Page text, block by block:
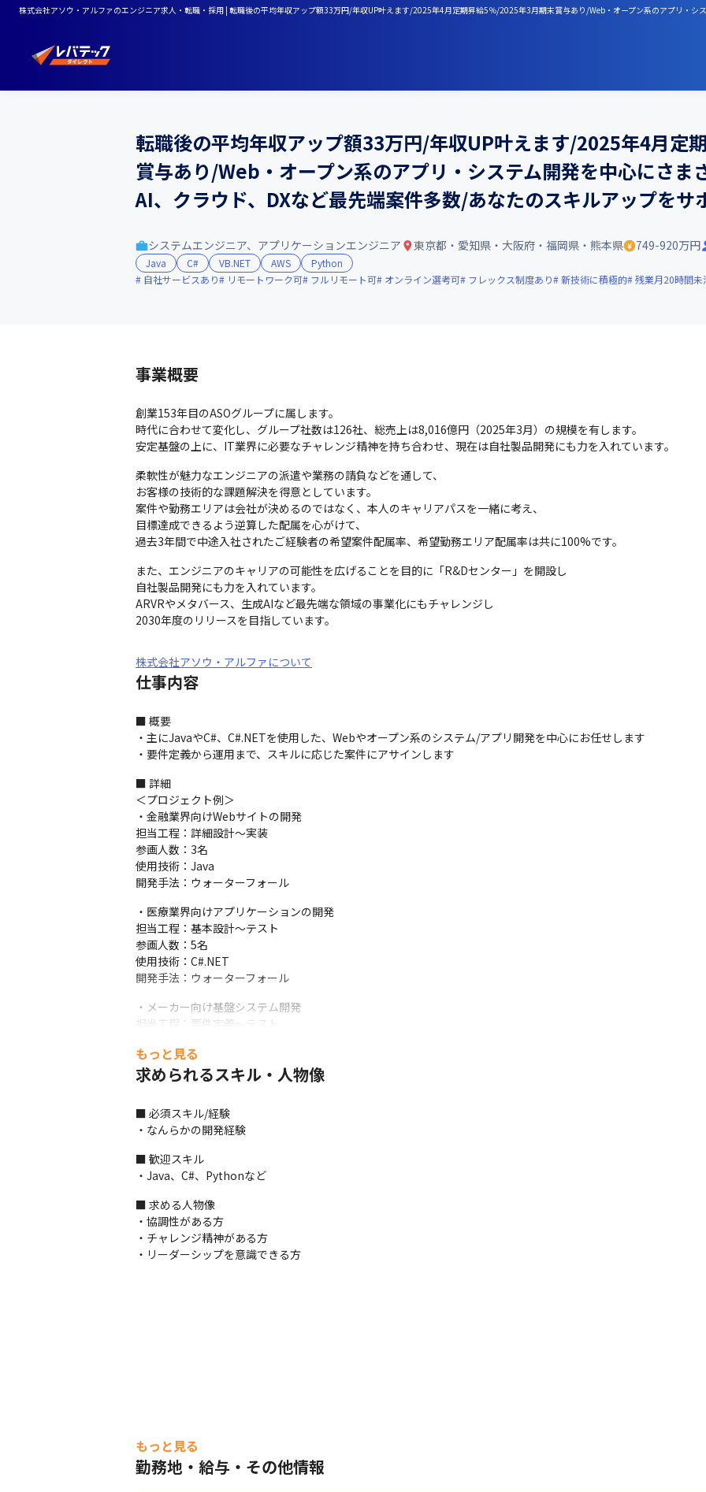
株式会社アソウ・アルファのエンジニア求人・転職・採用 | 転職後の平均年収アップ額33万円/年収UP叶えます/2025年4月定期昇給5％/2025年3月期末賞与あり/Web・オープン系のアプリ・
転職後の平均年収アップ額33万円/年収UP叶えます/2025年4月定
賞与あり/Web・オープン系のアプリ・システム開発を中心にさま
AI、クラウド、DXなど最先端案件多数/あなたのスキルアップをサ
システムエンジニア、アプリケーションエンジニア 東京都・愛知県・大阪府・福岡県・熊本県 749-920万円
Java C# VB.NET AWS
Python
自社サービスあり
リモートワーク可 フルリモート可 オンライン選考可 フレックス制度あり 新技術に積極的 残業月20時間未
事業概要
創業153年目のASOグループに属します。
時代に合わせて変化し、グループ社数は126社、総売上は8,016億円（2025年3月）の規模を有します。
安定基盤の上に、IT業界に必要なチャレンジ精神を持ち合わせ、現在は自社製品開発にも力を入れています。
柔軟性が魅力なエンジニアの派遣や業務の請負などを通して、
お客様の技術的な課題解決を得意としています。
案件や勤務エリアは会社が決めるのではなく、本人のキャリアパスを一緒に考え、
目標達成できるよう逆算した配属を心がけて、
過去3年間で中途入社されたご経験者の希望案件配属率、希望勤務エリア配属率は共に100%です。
また、エンジニアのキャリアの可能性を広げることを目的に「R&Dセンター」を開設し
自社製品開発にも力を入れています。
ARVRやメタバース、生成AIなど最先端な領域の事業化にもチャレンジし
2030年度のリリースを目指しています。
株式会社アソウ・アルファについて
仕事内容
■ 概要
・主にJavaやC#、C#.NETを使用した、Webやオープン系のシステム/アプリ開発を中心にお任せします
・要件定義から運用まで、スキルに応じた案件にアサインします
■ 詳細
＜プロジェクト例＞
・金融業界向けWebサイトの開発
担当工程：詳細設計～実装
参画人数：3名
使用技術：Java
開発手法：ウォーターフォール
・医療業界向けアプリケーションの開発
担当工程：基本設計～テスト
参画人数：5名
使用技術：C#.NET
開発手法：ウォーターフォール
・メーカー向け基盤システム開発
担当工程：要件定義～テスト
使用技術：Java
開発手法：アジャイル
＜配属先の決め方＞
■ この仕事の面白み、魅力
麻生グループの総売上は8,000億円を超え、安定的に依頼があるため、景気に左右されず、
あなたの希望に合わせた案件をお任せできます。
実際に、上流工程の経験の無かったメンバーからの「運用・保守から上流工程へ移りたい」という希望に対し、
もっと見る
求められるスキル・人物像
■ 必須スキル/経験
・なんらかの開発経験
■ 歓迎スキル
・Java、C#、Pythonなど
■ 求める人物像
・協調性がある方
・チャレンジ精神がある方
・リーダーシップを意識できる方
もっと見る
勤務地・給与・その他情報